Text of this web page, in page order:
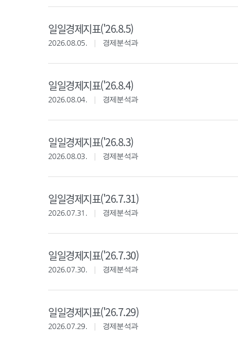
일일경제지표('26.8.5)
2026.08.05. 경제분석과
일일경제지표('26.8.4)
2026.08.04. 경제분석과
일일경제지표('26.8.3)
2026.08.03. 경제분석과
일일경제지표('26.7.31)
2026.07.31. 경제분석과
일일경제지표('26.7.30)
2026.07.30. 경제분석과
일일경제지표('26.7.29)
2026.07.29. 경제분석과